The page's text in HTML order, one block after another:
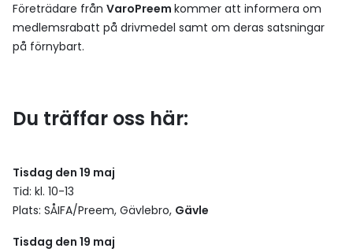
Företrädare från VaroPreem kommer att informera om
medlemsrabatt på drivmedel samt om deras satsningar
på förnybart.
Du träffar oss här:
Tisdag den 19 maj
Tid: kl. 10-13
Plats: SÅIFA/Preem, Gävlebro, Gävle
Tisdag den 19 maj